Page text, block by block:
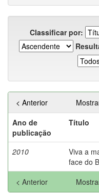
Classificar por:
< Anterior
Ano de
publicação
Título
2010
Viva a
face do
< Anterior